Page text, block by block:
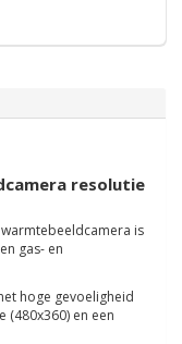
resolutie
warmtebeeldcamera is
gas- en
hoge gevoeligheid
(480x360) en een